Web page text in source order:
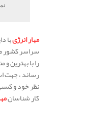
مهار انرژیبا
سراسر کشور
را با بهترین
رساند ، جهت
نظر خود و
کار شناسان